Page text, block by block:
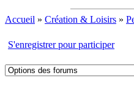
Accueil » Création & Loisirs »
S'enregistrer pour participer